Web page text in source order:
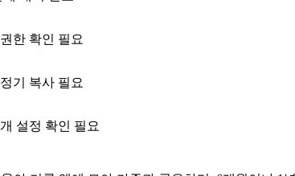
한 확인 필요
기 복사 필요
설정 확인 필요